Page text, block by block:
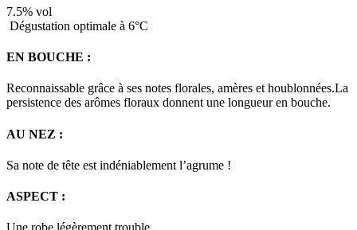
7.5% vol
Dégustation optimale à 6°C
EN BOUCHE :
Reconnaissable grâce à ses notes florales, amères et houblonnées.La
persistence des arômes floraux donnent une longueur en bouche.
AU NEZ :
Sa note de tête est indéniablement l’agrume !
ASPECT :